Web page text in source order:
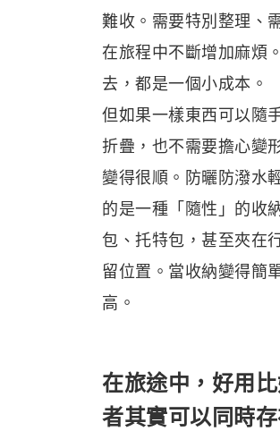
難收。需要特別整理、
在旅程中不斷增加麻煩
去，都是一個小成本。
但如果一樣東西可以隨
折疊，也不需要擔心變
變得很順。防曬防潑水
的是一種「隨性」的收
包、托特包，甚至夾在
留位置。當收納變得簡
高。
在旅途中，好用
者其實可以同時